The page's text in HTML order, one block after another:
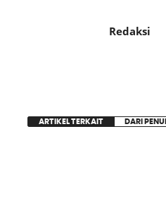
Redaksi
ARTIKEL TERKAIT DARI